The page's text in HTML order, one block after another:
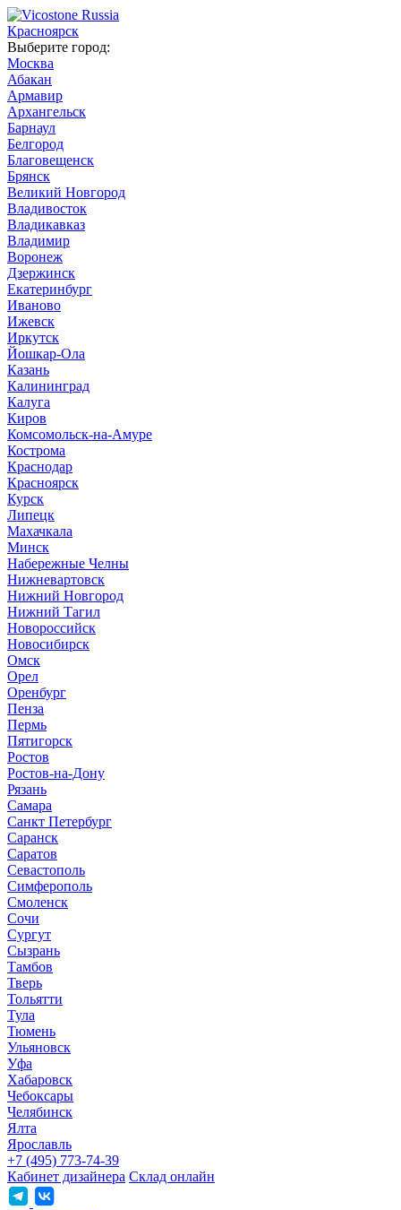
Красноярск
Выберите город:
Москва
Абакан
Армавир
Архангельск
Барнаул
Белгород
Благовещенск
Брянск
Великий Новгород
Владивосток
Владикавказ
Владимир
Воронеж
Дзержинск
Екатеринбург
Иваново
Ижевск
Иркутск
Йошкар-Ола
Казань
Калининград
Калуга
Киров
Комсомольск-на-Амуре
Кострома
Краснодар
Красноярск
Курск
Липецк
Махачкала
Минск
Набережные Челны
Нижневартовск
Нижний Новгород
Нижний Тагил
Новороссийск
Новосибирск
Омск
Орел
Оренбург
Пенза
Пермь
Пятигорск
Ростов
Ростов-на-Дону
Рязань
Самара
Санкт Петербург
Саранск
Саратов
Севастополь
Симферополь
Смоленск
Сочи
Сургут
Сызрань
Тамбов
Тверь
Тольятти
Тула
Тюмень
Ульяновск
Уфа
Хабаровск
Чебоксары
Челябинск
Ялта
Ярославль
+7 (495) 773-74-39
Кабинет дизайнера Склад онлайн